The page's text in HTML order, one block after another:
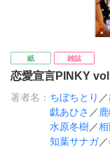
紙 雑誌
恋愛宣言PINKY
著者名： ちぼちとり ／
戯あひさ ／
水原冬樹／
知葉サナガ／